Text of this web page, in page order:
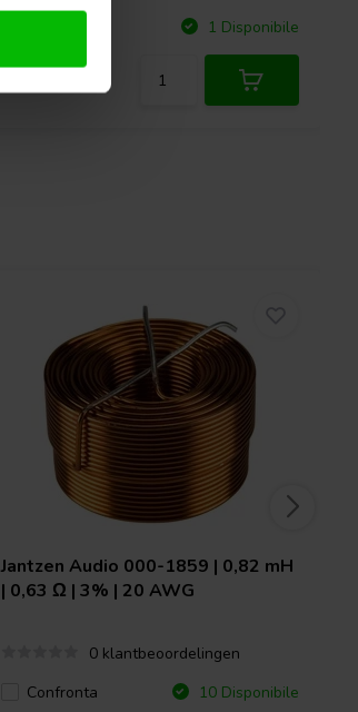
1 Disponibile
Jantzen Audio 000-1859 | 0,82 mH
| 0,63 Ω | 3% | 20 AWG
0 klantbeoordelingen
Confronta
10 Disponibile